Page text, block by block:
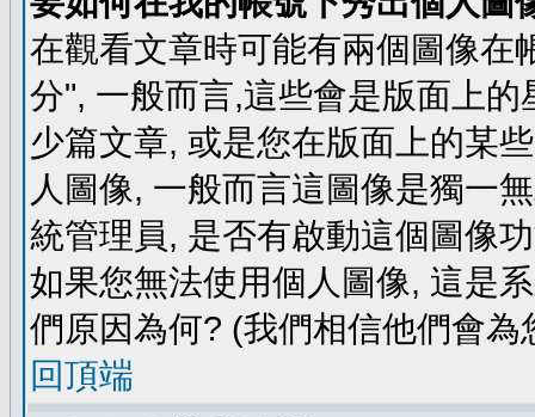
在觀看文章時可能有兩個圖像在
分", 一般而言,這些會是版面上
少篇文章, 或是您在版面上的某
人圖像, 一般而言這圖像是獨一
統管理員, 是否有啟動這個圖像
如果您無法使用個人圖像, 這是
們原因為何? (我們相信他們會為
回頂端